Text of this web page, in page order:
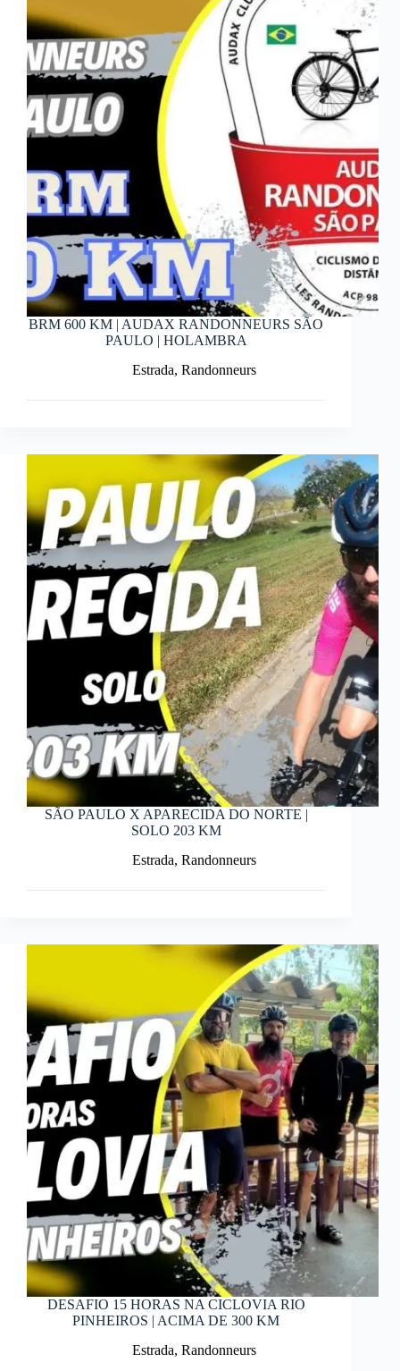
BRM 600 KM | AUDAX RANDONNEURS SÃO
PAULO | HOLAMBRA
Estrada, Randonneurs
SÃO PAULO X APARECIDA DO NORTE |
SOLO 203 KM
Estrada, Randonneurs
DESAFIO 15 HORAS NA CICLOVIA RIO
PINHEIROS | ACIMA DE 300 KM
Estrada, Randonneurs